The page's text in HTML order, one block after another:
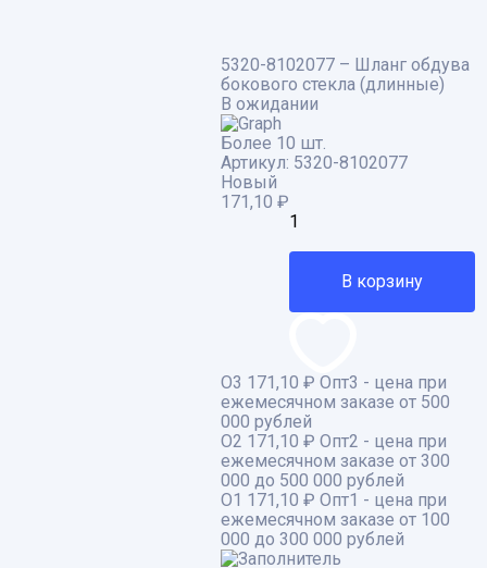
5320-8102077 – Шланг обдува
бокового стекла (длинные)
В ожидании
Более 10 шт.
Артикул: 5320-8102077
Новый
171,10 ₽
В корзину
О3 171,10 ₽ Опт3 - цена при
ежемесячном заказе от 500
000 рублей
О2 171,10 ₽ Опт2 - цена при
ежемесячном заказе от 300
000 до 500 000 рублей
О1 171,10 ₽ Опт1 - цена при
ежемесячном заказе от 100
000 до 300 000 рублей